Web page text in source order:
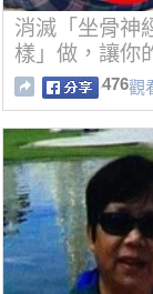
消滅「坐骨神
樣」做，讓你
476觀